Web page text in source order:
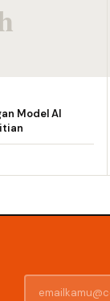
Model AI